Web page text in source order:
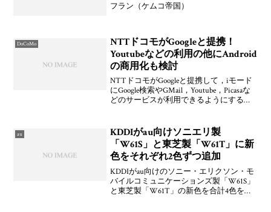
フラン（ケムコ帝国）
DoCoMo
NTTドコモがGoogleと提携！
Youtubeなどの利用の他にAndroid
の商用化も検討
NTTドコモがGoogleと提携して，iモード
にGoogle検索やGMail，Youtube，Picasaな
どのサービスが利用できるようにすると
のこと
au
KDDIがau向けソニエリ製
「W61S」と東芝製「W61T」に新
色をそれぞれ2色ずつ追加
KDDIがau向けのソニー・エリクソン・モ
バイルコミュニケーションズ製「W61S」
と東芝製「W61T」の新色を合計4色を発